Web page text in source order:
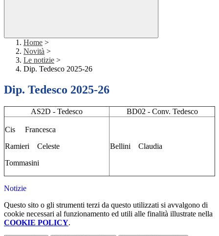
Home >
Novità >
Le notizie >
Dip. Tedesco 2025-26
Dip. Tedesco 2025-26
AS2D - Tedesco BD02 - Conv. Tedesco
Cis Francesca
Ramieri Celeste
Tommasini
Bellini Claudia
Notizie
Questo sito o gli strumenti terzi da questo utilizzati si avvalgono di
cookie necessari al funzionamento ed utili alle finalità illustrate nella
COOKIE POLICY.